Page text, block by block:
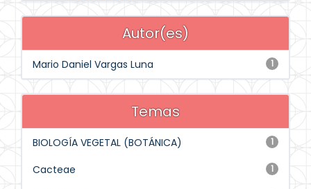
Autor(es)
1
Mario Daniel Vargas Luna
Temas
1
BIOLOGÍA VEGETAL (BOTÁNICA)
1
Cacteae